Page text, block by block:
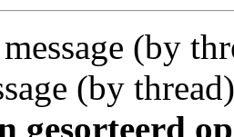
(by
(by
gesorteerd